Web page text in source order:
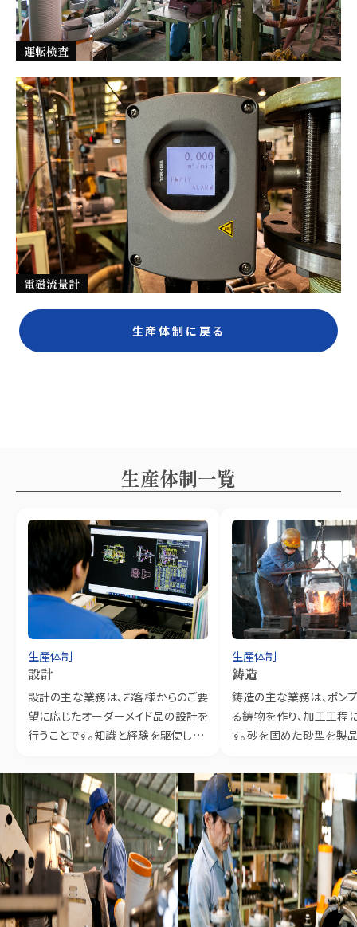
運転検査
電磁流量計
生産体制に戻る
生産体制一覧
生産体制
設計
設計の主な業務は、お客様からのご要
望に応じたオーダーメイド品の設計を
行うことです。知識と経験を駆使して、
選定や仕入先との協議も行います。
生産体制
鋳造
鋳造の主な業務は、ポン
る鋳物を作り、加工工程
す。砂を固めた砂型を製
料を流し込んで固めます
いものから、カタチのあ
出します。